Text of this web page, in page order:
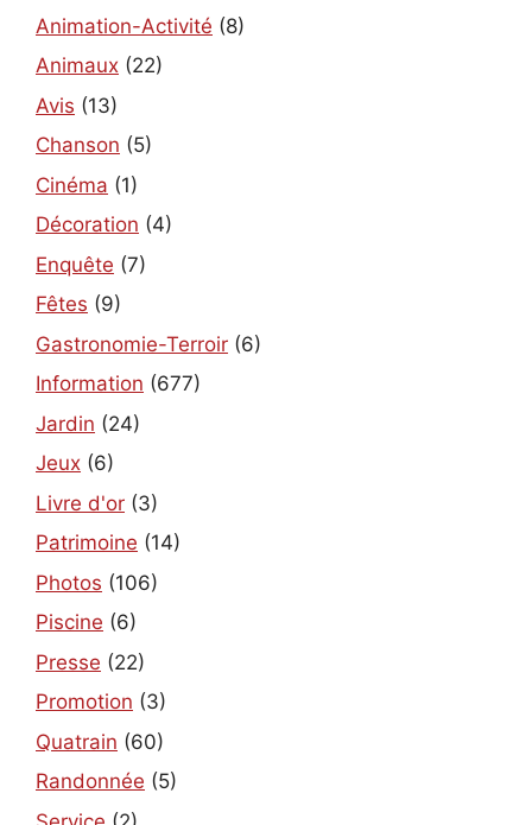
Animation-Activité (8)
Animaux (22)
Avis (13)
Chanson (5)
Cinéma (1)
Décoration (4)
Enquête (7)
Fêtes (9)
Gastronomie-Terroir (6)
Information (677)
Jardin (24)
Jeux (6)
Livre d'or (3)
Patrimoine (14)
Photos (106)
Piscine (6)
Presse (22)
Promotion (3)
Quatrain (60)
Randonnée (5)